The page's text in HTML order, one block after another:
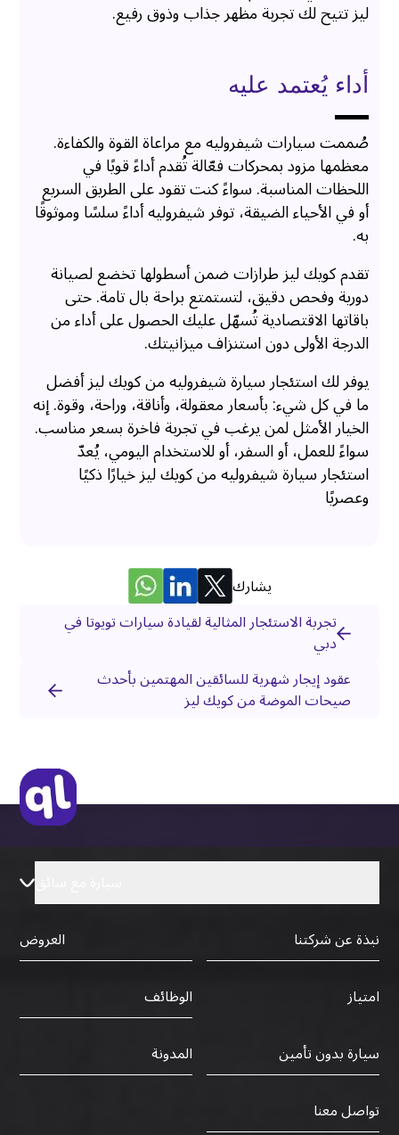
ليز تتيح لك تجربة مظهر جذاب وذوق رفيع.
أداء يُعتمد عليه
صُممت سيارات شيفروليه مع مراعاة القوة والكفاءة.
معظمها مزود بمحركات فعّالة تُقدم أداءً قويًا في
اللحظات المناسبة. سواءً كنت تقود على الطريق السريع
أو في الأحياء الضيقة، توفر شيفروليه أداءً سلسًا وموثوقًا
به.
تقدم كويك ليز طرازات ضمن أسطولها تخضع لصيانة
دورية وفحص دقيق، لتستمتع براحة بال تامة. حتى
باقاتها الاقتصادية تُسهّل عليك الحصول على أداء من
الدرجة الأولى دون استنزاف ميزانيتك.
يوفر لك استئجار سيارة شيفروليه من كويك ليز أفضل
ما في كل شيء: بأسعار معقولة، وأناقة، وراحة، وقوة. إنه
الخيار الأمثل لمن يرغب في تجربة فاخرة بسعر مناسب.
سواءً للعمل، أو السفر، أو للاستخدام اليومي، يُعدّ
استئجار سيارة شيفروليه من كويك ليز خيارًا ذكيًا
وعصريًا
يشارك
تجربة الاستئجار المثالية لقيادة سيارات تويوتا في
دبي
عقود إيجار شهرية للسائقين المهتمين بأحدث
صيحات الموضة من كويك ليز
نبذة عن شركتنا
العروض
امتياز
الوظائف
سيارة بدون تأمين
المدونة
تواصل معنا